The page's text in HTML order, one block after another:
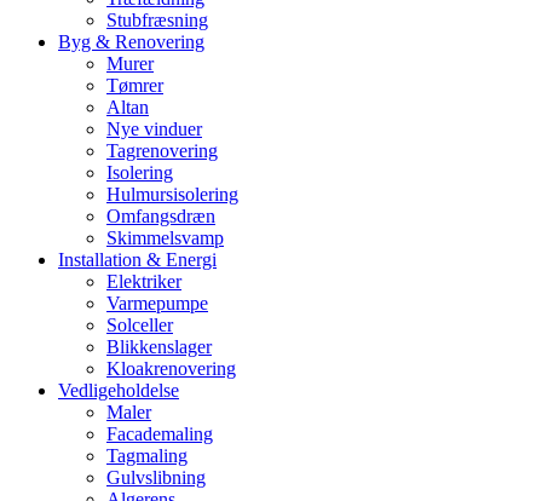
Stubfræsning
Byg & Renovering
Murer
Tømrer
Altan
Nye vinduer
Tagrenovering
Isolering
Hulmursisolering
Omfangsdræn
Skimmelsvamp
Installation & Energi
Elektriker
Varmepumpe
Solceller
Blikkenslager
Kloakrenovering
Vedligeholdelse
Maler
Facademaling
Tagmaling
Gulvslibning